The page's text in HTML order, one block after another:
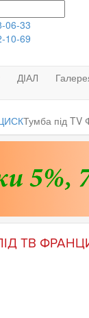
06-33
10-69
ДІАЛ
Тумба під TV
ТВ